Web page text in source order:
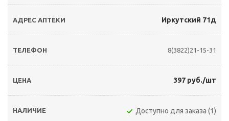
Иркутский 71д
8(3822)21-15-31
397 руб./шт
Доступно для заказа (1)